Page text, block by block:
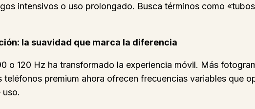
intensivos o uso prolongado. Busca términos como
la suavidad que marca la diferencia
o 120 Hz ha transformado la experiencia móvil. Más
teléfonos premium ahora ofrecen frecuencias variables que
uso.